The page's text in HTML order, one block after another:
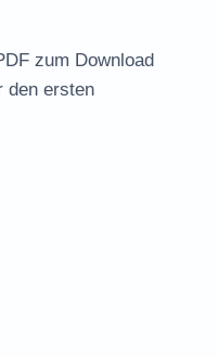
zum Download
den ersten